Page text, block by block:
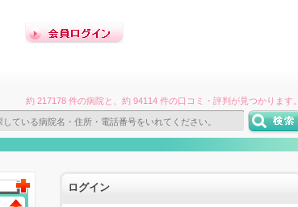
約 217178 件の病院と、約 94114 件の口コミ・評判が見つかります。
ログイン